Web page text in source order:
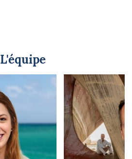
L'équipe